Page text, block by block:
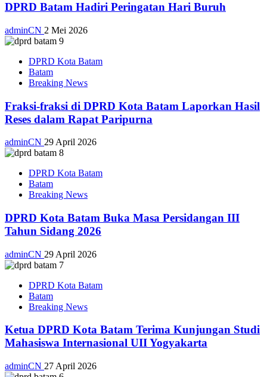
DPRD Batam Hadiri Peringatan Hari Buruh
adminCN 2 Mei 2026
DPRD Kota Batam
Batam
Breaking News
Fraksi-fraksi di DPRD Kota Batam Laporkan Hasil
Reses dalam Rapat Paripurna
adminCN 29 April 2026
DPRD Kota Batam
Batam
Breaking News
DPRD Kota Batam Buka Masa Persidangan III
Tahun Sidang 2026
adminCN 29 April 2026
DPRD Kota Batam
Batam
Breaking News
Ketua DPRD Kota Batam Terima Kunjungan Studi
Mahasiswa Internasional UII Yogyakarta
adminCN 27 April 2026